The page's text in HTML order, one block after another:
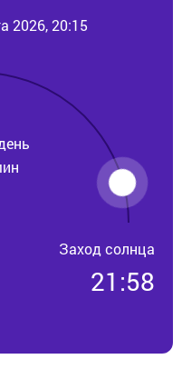
2026, 20:15
Заход солнца
21:58